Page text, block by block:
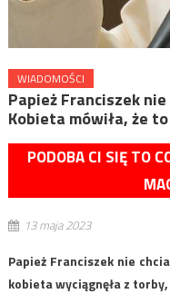
WIADOMOŚCI
Papież Franciszek
Kobieta mówiła, że
PODOBA CI SIĘ TO
13 maja 2023
Papież Franciszek nie
kobieta wyciągnęła z